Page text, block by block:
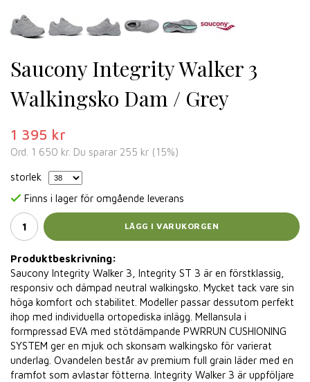
Saucony Integrity Walker 3
Walkingsko Dam / Grey
1 395 kr
Ord. 1 650 kr. Du sparar 255 kr (15%)
storlek
Finns i lager för omgående leverans
LÄGG I VARUKORGEN
Produktbeskrivning:
Saucony Integrity Walker 3, Integrity ST 3 är en förstklassig,
responsiv och dämpad neutral walkingsko. Mycket tack vare sin
höga komfort och stabilitet. Modeller passar dessutom perfekt
ihop med individuella ortopediska inlägg. Mellansula i
formpressad EVA med stötdämpande PWRRUN CUSHIONING
SYSTEM ger en mjuk och skonsam walkingsko för varierat
underlag. Ovandelen består av premium full grain läder med en
framfot som avlastar fötterna. Integrity Walker 3 är uppföljare